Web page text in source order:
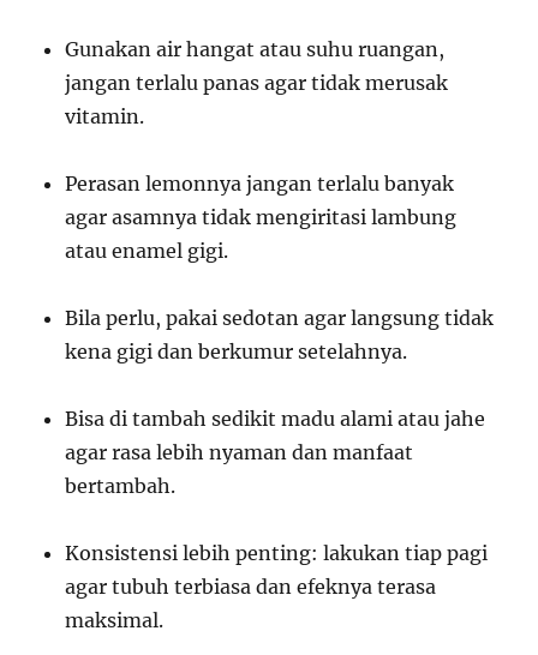
Gunakan air hangat atau suhu ruangan,
jangan terlalu panas agar tidak merusak
vitamin.
Perasan lemonnya jangan terlalu banyak
agar asamnya tidak mengiritasi lambung
atau enamel gigi.
Bila perlu, pakai sedotan agar langsung tidak
kena gigi dan berkumur setelahnya.
Bisa di tambah sedikit madu alami atau jahe
agar rasa lebih nyaman dan manfaat
bertambah.
Konsistensi lebih penting: lakukan tiap pagi
agar tubuh terbiasa dan efeknya terasa
maksimal.